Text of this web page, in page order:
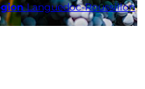
Languedoc-Roussillon